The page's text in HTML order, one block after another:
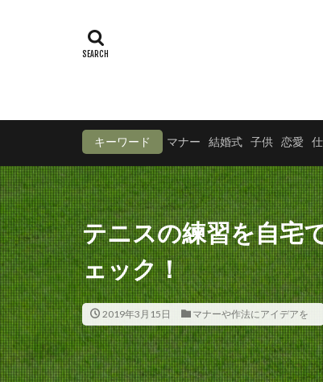
キーワード マナー 結婚式 子供 恋愛
テニスの練習を自宅
ェック！
2019年3月15日 マナーや作法にアイデアを